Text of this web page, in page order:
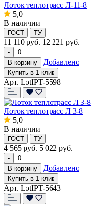
Лоток теплотрасс Л-11-8
5,0
В наличии
ГОСТ ТУ
11 110 руб. 12 221 руб.
-
В корзину
Добавлено
Купить в 1 клик
Арт. LotIPT-5598
Лоток теплотрасс Л 3-8
5,0
В наличии
ГОСТ ТУ
4 565 руб. 5 022 руб.
-
В корзину
Добавлено
Купить в 1 клик
Арт. LotIPT-5643